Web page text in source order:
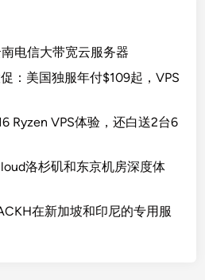
电信大带宽云服务器
：美国独服年付$109起，VPS
Ryzen VPS体验，还白送2台6
洛杉矶和东京机房深度体
在新加坡和印尼的专用服